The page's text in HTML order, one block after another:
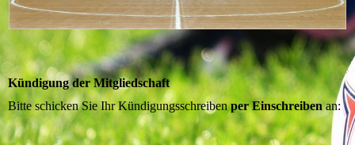
Kündigung der Mitgliedschaft
Bitte schicken Sie Ihr Kündigungsschreibenper Einschreibenan: